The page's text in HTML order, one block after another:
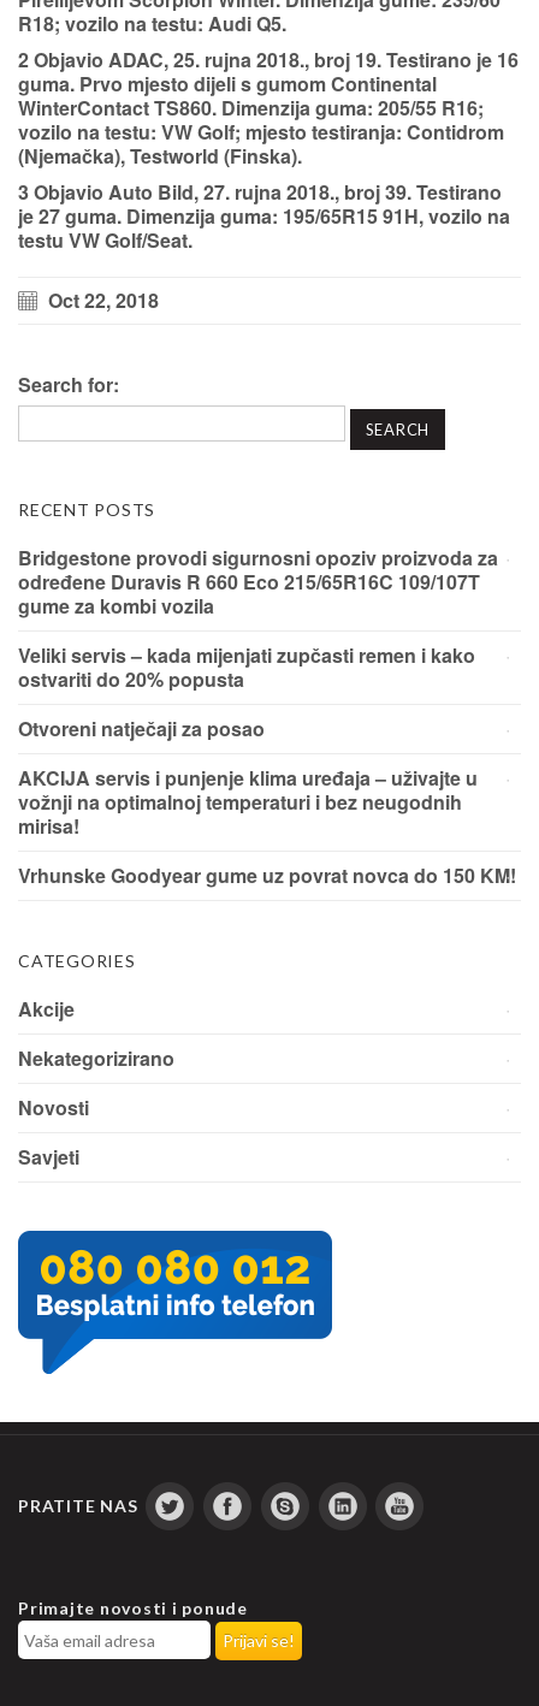
R18; vozilo na testu: Audi Q5.
2 Objavio ADAC, 25. rujna 2018., broj 19. Testirano je 16
guma. Prvo mjesto dijeli s gumom Continental
WinterContact TS860. Dimenzija guma: 205/55 R16;
vozilo na testu: VW Golf; mjesto testiranja: Contidrom
(Njemačka), Testworld (Finska).
3 Objavio Auto Bild, 27. rujna 2018., broj 39. Testirano
je 27 guma. Dimenzija guma: 195/65R15 91H, vozilo na
testu VW Golf/Seat.
Oct 22, 2018
Search for:
RECENT POSTS
Bridgestone provodi sigurnosni opoziv proizvoda za
određene Duravis R 660 Eco 215/65R16C 109/107T
gume za kombi vozila
Veliki servis – kada mijenjati zupčasti remen i kako
ostvariti do 20% popusta
Otvoreni natječaji za posao
AKCIJA servis i punjenje klima uređaja – uživajte u
vožnji na optimalnoj temperaturi i bez neugodnih
mirisa!
Vrhunske Goodyear gume uz povrat novca do 150 KM!
CATEGORIES
Akcije
Nekategorizirano
Novosti
Savjeti
PRATITE NAS
Primajte novosti i ponude